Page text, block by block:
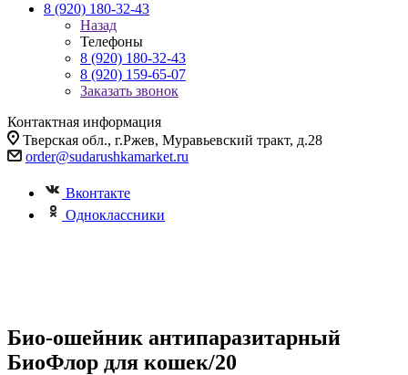
8 (920) 180-32-43
Назад
Телефоны
8 (920) 180-32-43
8 (920) 159-65-07
Заказать звонок
Контактная информация
Тверская обл., г.Ржев, Муравьевский тракт, д.28
order@sudarushkamarket.ru
Вконтакте
Одноклассники
Био-ошейник антипаразитарный
БиоФлор для кошек/20